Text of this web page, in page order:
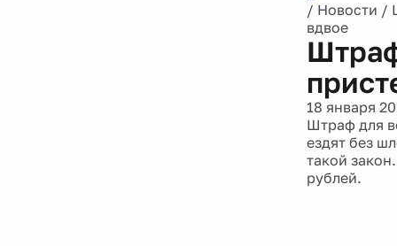
/ Новости /
вдвое
18 января
Штраф для
ездят без
такой
рублей.